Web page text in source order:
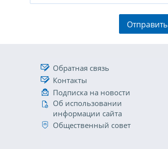
Отправить
Обратная связь
Контакты
Подписка на новости
Об использовании
информации сайта
Общественный совет